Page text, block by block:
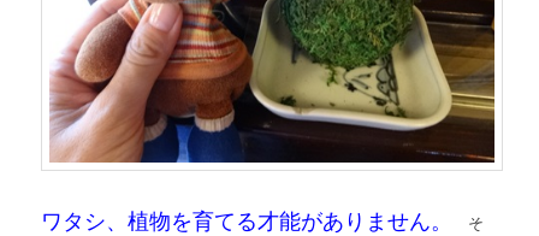
ワタシ、植物を育てる才能がありません。
そ